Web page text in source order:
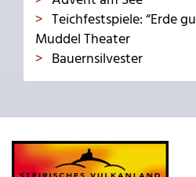
Teichfestspiele: “Erde
Muddel Theater
Bauernsilvester